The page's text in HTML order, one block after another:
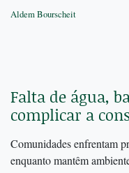
Aldem Bourscheit
Falta de água,
complicar a
Comunidades enfrentam
enquanto mantêm